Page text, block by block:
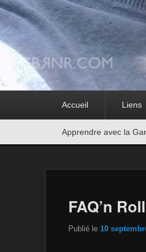
Accueil Liens
Apprendre avec la
FAQ’n
Publié le 10